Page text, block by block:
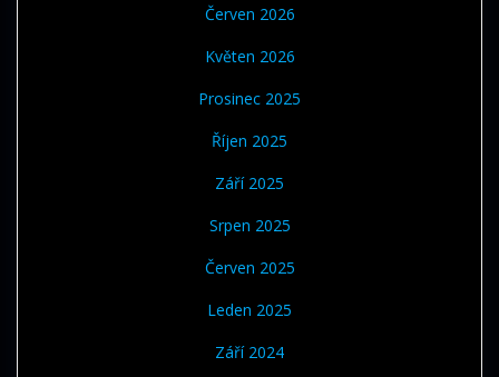
Červen 2026
Květen 2026
Prosinec 2025
Říjen 2025
Září 2025
Srpen 2025
Červen 2025
Leden 2025
Září 2024